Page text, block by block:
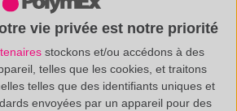
vie privée est notre priorité
stockons et/ou accédons à des
telles que les cookies, et traitons
telles que des identifiants uniques et
envoyées par un appareil pour des